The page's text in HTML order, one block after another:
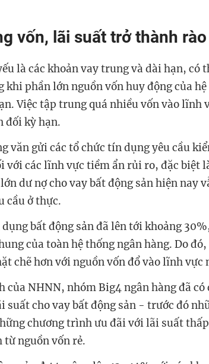
vốn, lãi suất trở thành
là các khoản vay trung và dài hạn, có
khi phần lớn nguồn vốn huy động của
Việc tập trung quá nhiều vốn vào lĩnh
đối kỳ hạn.
văn gửi các tổ chức tín dụng yêu cầu
với các lĩnh vực tiềm ẩn rủi ro, đặc biệt
dư nợ cho vay bất động sản hiện nay
cầu ở thực.
bất động sản đã lên tới khoảng
của toàn hệ thống ngân hàng. Do
chẽ hơn với nguồn vốn đổ vào lĩnh vực
của NHNN, nhóm Big4 ngân hàng đã
suất cho vay bất động sản - trước đó
chương trình ưu đãi với lãi suất
từ nguồn vốn rẻ.